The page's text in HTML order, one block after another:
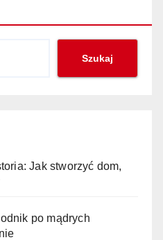
Szukaj
Jak stworzyć dom,
po mądrych